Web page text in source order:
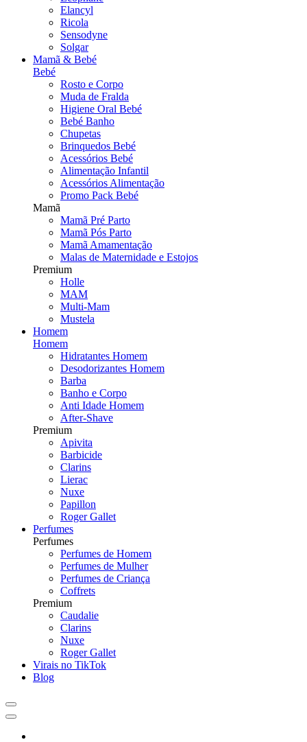
Elancyl
Ricola
Sensodyne
Solgar
Mamã & Bebé
Bebé
Rosto e Corpo
Muda de Fralda
Higiene Oral Bebé
Bebé Banho
Chupetas
Brinquedos Bebé
Acessórios Bebé
Alimentação Infantil
Acessórios Alimentação
Promo Pack Bebé
Mamã
Mamã Pré Parto
Mamã Pós Parto
Mamã Amamentação
Malas de Maternidade e Estojos
Premium
Holle
MAM
Multi-Mam
Mustela
Homem
Homem
Hidratantes Homem
Desodorizantes Homem
Barba
Banho e Corpo
Anti Idade Homem
After-Shave
Premium
Apivita
Barbicide
Clarins
Lierac
Nuxe
Papillon
Roger Gallet
Perfumes
Perfumes
Perfumes de Homem
Perfumes de Mulher
Perfumes de Criança
Coffrets
Premium
Caudalie
Clarins
Nuxe
Roger Gallet
Virais no TikTok
Blog